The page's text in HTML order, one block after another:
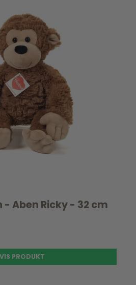
Aben Ricky - 32 cm
VIS PRODUKT